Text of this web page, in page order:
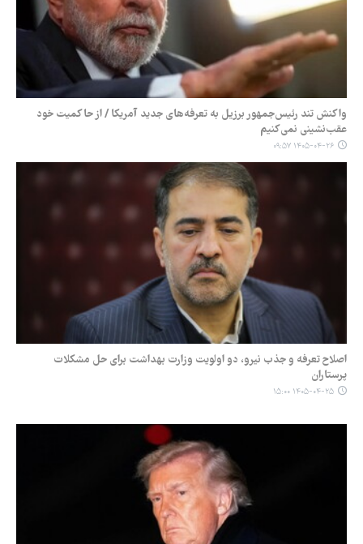
واکنش تند رئیس‌جمهور برزیل به تعرفه‌های جدید آمریکا / از حاکمیت خود
عقب‌نشینی نمی‌کنیم
۱۴۰۵-۰۴-۲۶ ۰۹:۵۷
اصلاح تعرفه و جذب نیرو، دو اولویت وزارت بهداشت برای حل مشکلات
پرستاران
۱۴۰۵-۰۴-۲۵ ۱۵:۰۰